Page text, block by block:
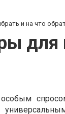
и на что
для